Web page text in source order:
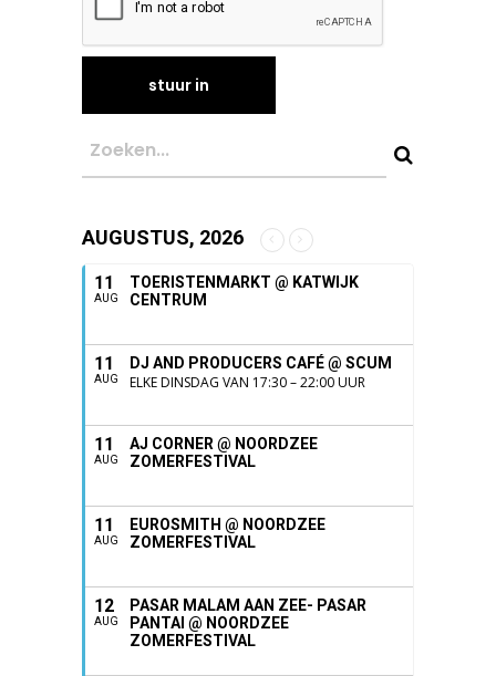
AUGUSTUS, 2026
11
AUG
TOERISTENMARKT @ KATWIJK
CENTRUM
11
AUG
DJ AND PRODUCERS CAFÉ @ SCUM
ELKE DINSDAG VAN 17:30 – 22:00 UUR
11
AUG
AJ CORNER @ NOORDZEE
ZOMERFESTIVAL
11
AUG
EUROSMITH @ NOORDZEE
ZOMERFESTIVAL
12
AUG
PASAR MALAM AAN ZEE- PASAR
PANTAI @ NOORDZEE
ZOMERFESTIVAL